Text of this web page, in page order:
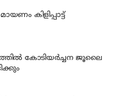
കിളിപ്പാട്ട്
കോടിയര്‍ച്ചന ജൂലൈ